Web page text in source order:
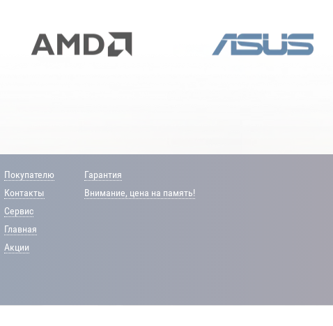
Покупателю
Контакты
Сервис
Главная
Акции
Гарантия
Внимание, цена на память!